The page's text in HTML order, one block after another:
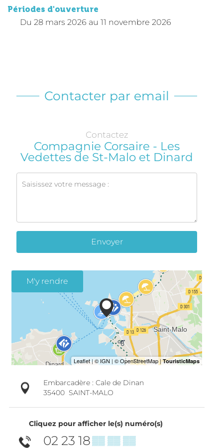
Périodes d'ouverture
Du 28 mars 2026 au 11 novembre 2026
Contacter par email
Contactez
Compagnie Corsaire - Les
Vedettes de St-Malo et Dinard
Envoyer
M'y rendre
Embarcadère : Cale de Dinan
35400 SAINT-MALO
Cliquez pour afficher le(s) numéro(s)
02 23 18▒▒ ▒▒ ▒▒